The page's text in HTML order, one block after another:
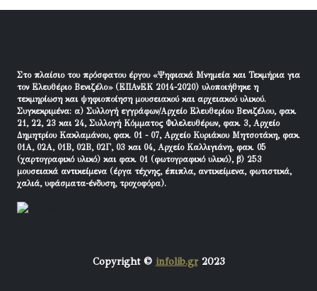
Στο πλαίσιο του πρόσφατου έργου «Ψηφιακά Μνημεία και Τεκμήρια για
τον Ελευθέριο Βενιζέλο» (ΕΠΑνΕΚ 2014-2020) υλοποιήθηκε η
τεκμηρίωση και ψηφιοποίηση μουσειακού και αρχειακού υλικού.
Συγκεκριμένα: α) Συλλογή εγγράφων/Αρχείο Ελευθερίου Βενιζέλου, φακ.
21, 22, 23 και 24, Συλλογή Κόμματος Φιλελευθέρων, φακ. 3, Αρχείο
Δημητρίου Κακλαμάνου, φακ. 01 - 07, Αρχείο Κυριάκου Μητσοτάκη, φακ.
01Α, 02Α, 01Β, 02Β, 02Γ, 03 και 04, Αρχείο Καλλιγιάνη, φακ. 05
(χαρτογραφικό υλικό) και φακ. 01 (φωτογραφικό υλικό), β) 253
μουσειακά αντικείμενα (έργα τέχνης, έπιπλα, αντικείμενα, φωτιστικά,
χαλιά, υφάσματα-ένδυση, τροχοφόρα).
Copyright © infolib.gr2023